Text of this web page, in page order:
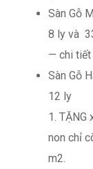
Sàn Gỗ
8 ly và
— chi tiết
Sàn Gỗ
12 ly
1. TẶNG
non chỉ
m2.